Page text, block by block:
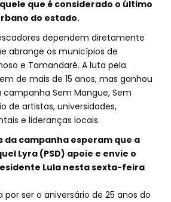
que é considerado o último
do estado.
dependem diretamente
abrange os municípios de
e Tamandaré. A luta pela
de mais de 15 anos, mas ganhou
Sem Mangue, Sem
de artistas, universidades,
e lideranças locais.
da campanha esperam que a
Lyra (PSD) apoie e envie o
Lula nesta sexta-feira
por ser o aniversário de 25 anos do